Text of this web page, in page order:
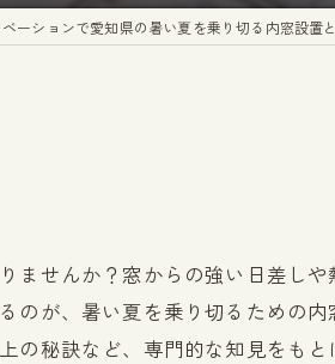
ベーションで愛知県の暑い夏を乗り切る内窓設置
ませんか？窓からの強い日差しや
のが、暑い夏を乗り切るための内
の秘訣など、専門的な知見をもと